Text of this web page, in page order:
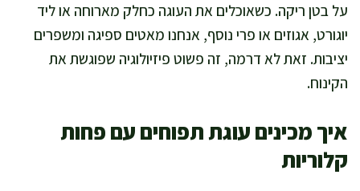
על בטן ריקה. כשאוכלים את העוגה כחלק מארוחה או ליד
יוגורט, אגוזים או פרי נוסף, אנחנו מאטים ספיגה ומשפרים
יציבות. זאת לא דרמה, זה פשוט פיזיולוגיה שפוגשת את
הקינוח.
איך מכינים עוגת תפוחים עם פחות
קלוריות